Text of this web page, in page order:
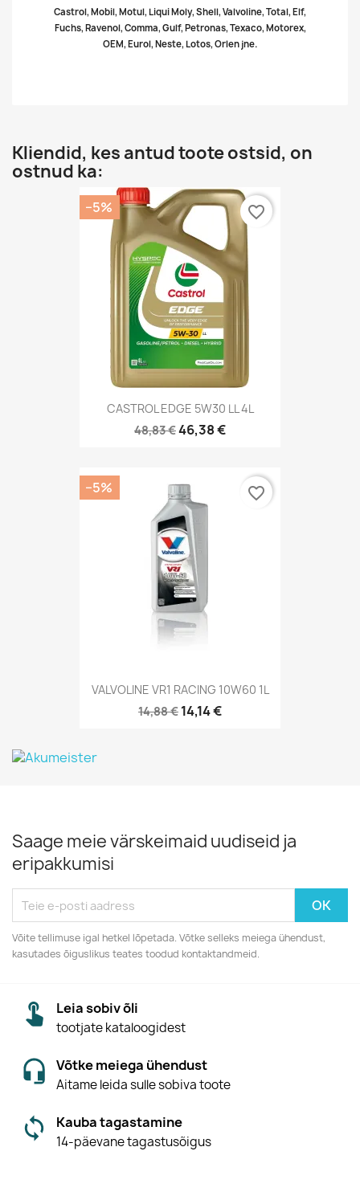
Castrol, Mobil, Motul, Liqui Moly, Shell, Valvoline, Total, Elf,
Fuchs, Ravenol, Comma, Gulf, Petronas, Texaco, Motorex,
OEM, Eurol, Neste, Lotos, Orlen jne.
Kliendid, kes antud toote ostsid, on
ostnud ka:
CASTROL EDGE 5W30 LL 4L
48,83 €46,38 €
−5% favorite_border
VALVOLINE VR1 RACING 10W60 1L
14,88 € 14,14 €
−5% favorite_border
Saage meie värskeimaid uudiseid ja
eripakkumisi
Võite tellimuse igal hetkel lõpetada. Võtke selleks meiega ühendust,
kasutades õiguslikus teates toodud kontaktandmeid.
Leia sobiv õli
tootjate kataloogidest
Võtke meiega ühendust
Aitame leida sulle sobiva toote
Kauba tagastamine
14-päevane tagastusõigus